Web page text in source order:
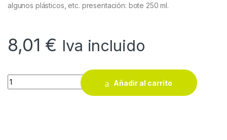
algunos plásticos, etc. presentación: bote 250 ml.
8,01 € Iva incluido
Adhesivo de contacto Gomafer G-200 1 litro quantity
Añadir al carrito